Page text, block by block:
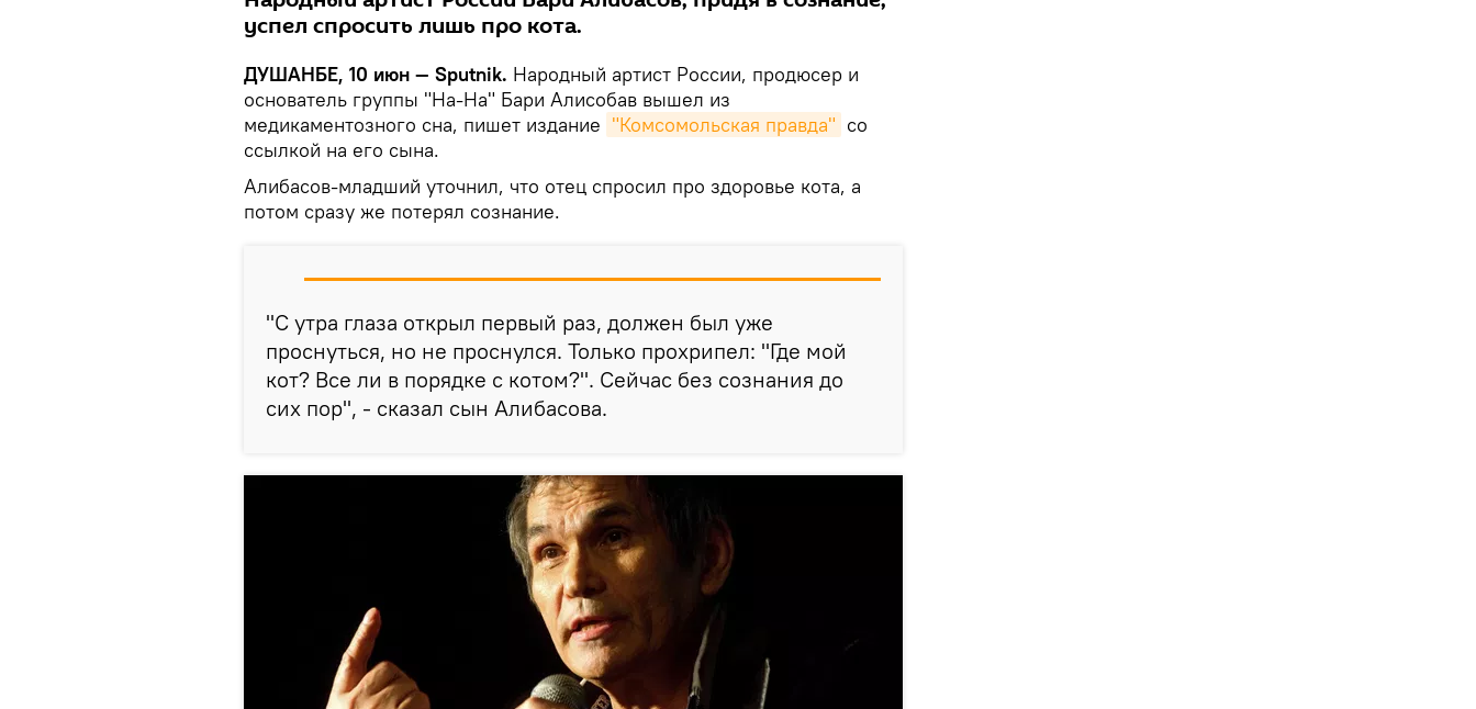
успел спросить лишь про кота.
ДУШАНБЕ, 10 июн — Sputnik. Народный артист России, продюсер и
основатель группы "На-На" Бари Алисобав вышел из
медикаментозного сна, пишет издание "Комсомольская правда" со
ссылкой на его сына.
Алибасов-младший уточнил, что отец спросил про здоровье кота, а
потом сразу же потерял сознание.
"С утра глаза открыл первый раз, должен был уже
проснуться, но не проснулся. Только прохрипел: "Где мой
кот? Все ли в порядке с котом?". Сейчас без сознания до
сих пор", - сказал сын Алибасова.